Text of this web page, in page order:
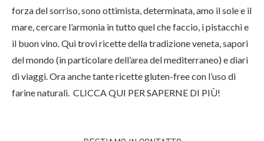
forza del sorriso, sono ottimista, determinata, amo il sole e il
mare, cercare l’armonia in tutto quel che faccio, i pistacchi e
il buon vino. Qui trovi ricette della tradizione veneta, sapori
del mondo (in particolare dell’area del mediterraneo) e diari
di viaggi. Ora anche tante ricette gluten-free con l’uso di
farine naturali. CLICCA QUI PER SAPERNE DI PIÙ!